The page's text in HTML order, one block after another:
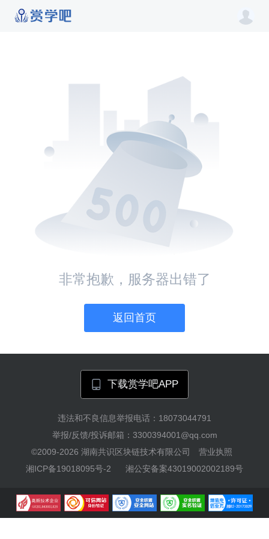
非常抱歉，服务器出错了
返回首页
下载赏学吧APP
违法和不良信息举报电话：18073044791
举报/反馈/投诉邮箱：3300394001@qq.com
©2009-2026 湖南共识区块链技术有限公司
营业执照
湘ICP备19018095号-2
湘公安备案43019002002189号